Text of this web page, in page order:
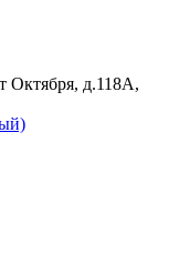
Октября, д.118А,